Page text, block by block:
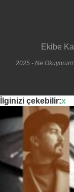
Ekibe
2025 - Ne
İlginizi çekebilir:x